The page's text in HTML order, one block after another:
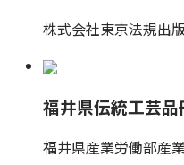
株式会社東京法規出
福井県伝統工芸
福井県産業労働部産